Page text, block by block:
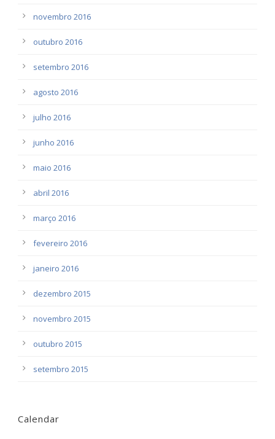
novembro 2016
outubro 2016
setembro 2016
agosto 2016
julho 2016
junho 2016
maio 2016
abril 2016
março 2016
fevereiro 2016
janeiro 2016
dezembro 2015
novembro 2015
outubro 2015
setembro 2015
Calendar